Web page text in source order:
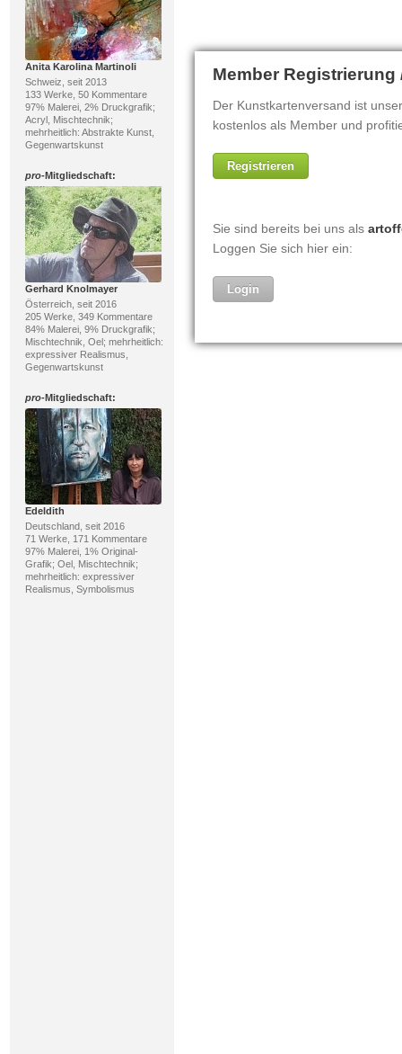
Anita Karolina Martinoli
Schweiz, seit 2013
133 Werke, 50 Kommentare
97% Malerei, 2% Druckgrafik;
Acryl, Mischtechnik;
mehrheitlich: Abstrakte Kunst,
Gegenwartskunst
pro-Mitgliedschaft:
Gerhard Knolmayer
Österreich, seit 2016
205 Werke, 349 Kommentare
84% Malerei, 9% Druckgrafik;
Mischtechnik, Oel; mehrheitlich:
expressiver Realismus,
Gegenwartskunst
pro-Mitgliedschaft:
Edeldith
Deutschland, seit 2016
71 Werke, 171 Kommentare
97% Malerei, 1% Original-
Grafik; Oel, Mischtechnik;
mehrheitlich: expressiver
Realismus, Symbolismus